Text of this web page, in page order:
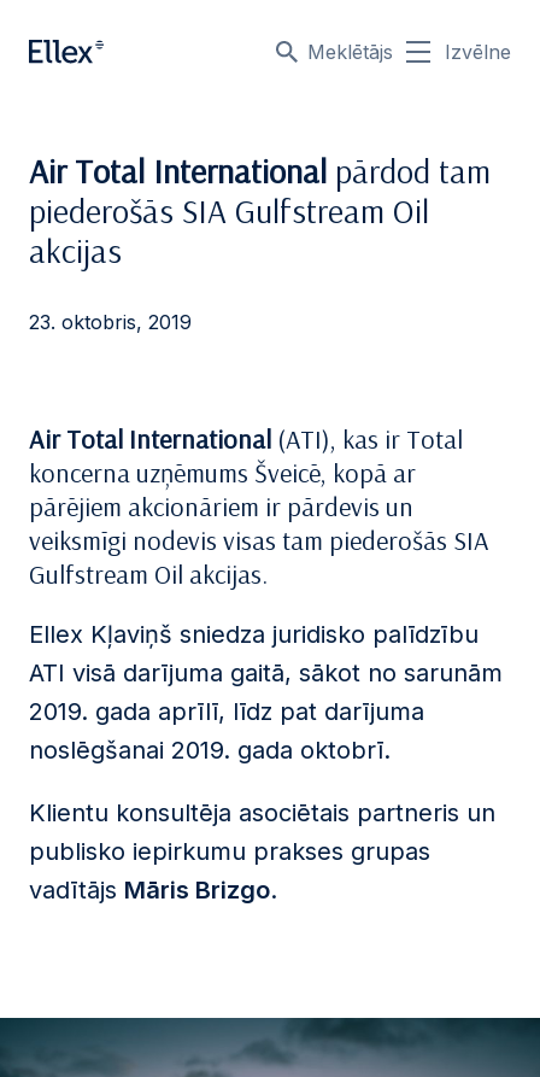
Meklētājs Izvēlne
Air Total International pārdod tam
piederošās SIA Gulfstream Oil
akcijas
23. oktobris, 2019
Air Total International (ATI), kas ir Total
koncerna uzņēmums Šveicē, kopā ar
pārējiem akcionāriem ir pārdevis un
veiksmīgi nodevis visas tam piederošās SIA
Gulfstream Oil akcijas.
Ellex Kļaviņš sniedza juridisko palīdzību
ATI visā darījuma gaitā, sākot no sarunām
2019. gada aprīlī, līdz pat darījuma
noslēgšanai 2019. gada oktobrī.
Klientu konsultēja asociētais partneris un
publisko iepirkumu prakses grupas
vadītājs Māris Brizgo.